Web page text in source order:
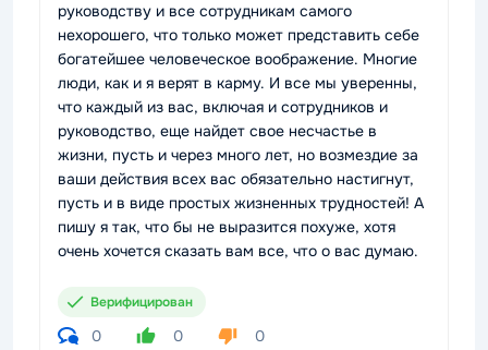
руководству и все сотрудникам самого
нехорошего, что только может представить себе
богатейшее человеческое воображение. Многие
люди, как и я верят в карму. И все мы уверенны,
что каждый из вас, включая и сотрудников и
руководство, еще найдет свое несчастье в
жизни, пусть и через много лет, но возмездие за
ваши действия всех вас обязательно настигнут,
пусть и в виде простых жизненных трудностей! А
пишу я так, что бы не выразится похуже, хотя
очень хочется сказать вам все, что о вас думаю.
Верифицирован
0 0
0